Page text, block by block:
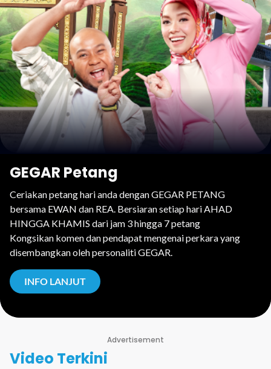
GEGAR Petang
Ceriakan petang hari anda dengan GEGAR PETANG
bersama EWAN dan REA. Bersiaran setiap hari AHAD
HINGGA KHAMIS dari jam 3 hingga 7 petang
Kongsikan komen dan pendapat mengenai perkara yang
disembangkan oleh personaliti GEGAR.
INFO LANJUT
Advertisement
Video Terkini